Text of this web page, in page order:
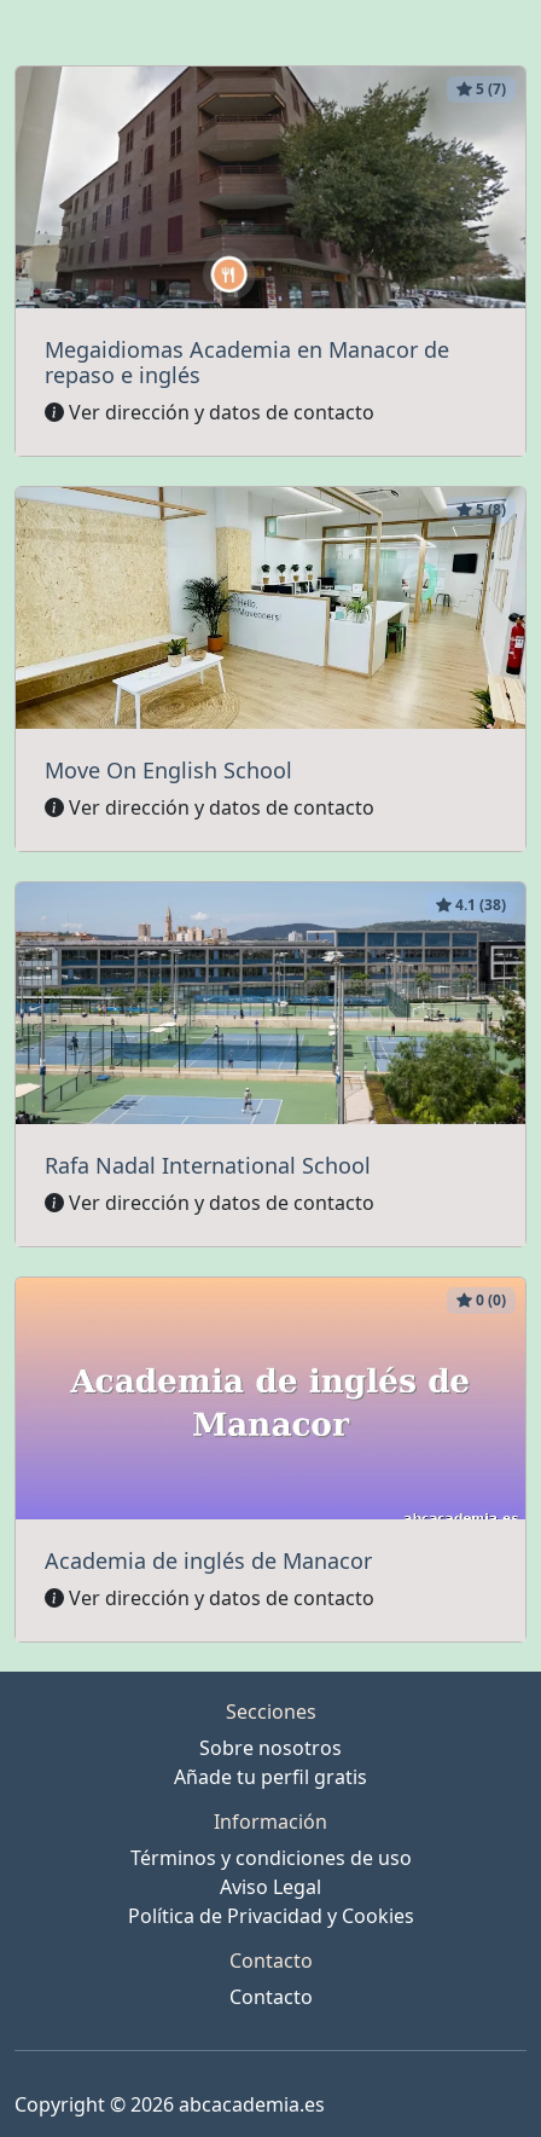
5 (7)
Megaidiomas Academia en Manacor de
repaso e inglés
Ver dirección y datos de contacto
5 (8)
Move On English School
Ver dirección y datos de contacto
4.1 (38)
Rafa Nadal International School
Ver dirección y datos de contacto
0 (0)
Academia de inglés de Manacor
Ver dirección y datos de contacto
Secciones
Sobre nosotros
Añade tu perfil gratis
Información
Términos y condiciones de uso
Aviso Legal
Política de Privacidad y Cookies
Contacto
Contacto
Copyright © 2026 abcacademia.es